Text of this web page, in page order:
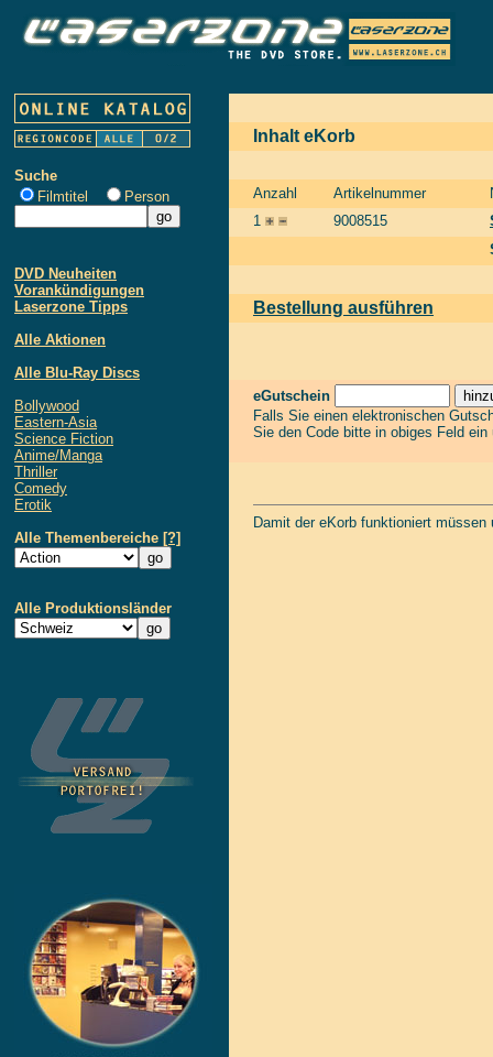
Suche
Filmtitel
Person
DVD Neuheiten
Vorankündigungen
Laserzone Tipps
Alle Aktionen
Alle Blu-Ray Discs
Bollywood
Eastern-Asia
Science Fiction
Anime/Manga
Thriller
Comedy
Erotik
Alle Themenbereiche [?]
Alle Produktionsländer
Inhalt eKorb
Anzahl Artikelnummer
1
9008515
Bestellung ausführen
eGutschein
Falls Sie einen elektronischen
Sie den Code bitte in obiges Feld
Damit der eKorb funktioniert